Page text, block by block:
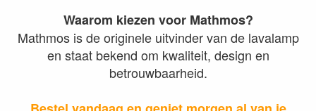
Waarom kiezen voor Mathmos?
Mathmos is de originele uitvinder van de lavalamp
en staat bekend om kwaliteit, design en
betrouwbaarheid.